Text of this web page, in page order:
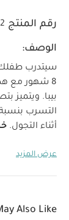
رقم المنتج
الوصف:
سيتدرب
بيبا. ويتميز
أثناء التجول.
المنزل أو أثناء
الطفل
عرض المزيد
Also Like